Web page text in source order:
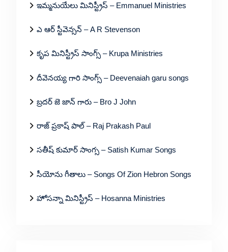
ఇమ్మనుయేలు మినిస్ట్రీస్ – Emmanuel Ministries
ఎ ఆర్ స్టీవెన్సన్ – A R Stevenson
కృప మినిస్ట్రీస్ సాంగ్స్ – Krupa Ministries
దీవెనయ్య గారి సాంగ్స్ – Deevenaiah garu songs
బ్రదర్ జె జాన్ గారు – Bro J John
రాజ్ ప్రకాష్ పాల్ – Raj Prakash Paul
సతీష్ కుమార్ సాంగ్స – Satish Kumar Songs
సీయోను గీతాలు – Songs Of Zion Hebron Songs
హోసన్నా మినిస్ట్రీస్ – Hosanna Ministries